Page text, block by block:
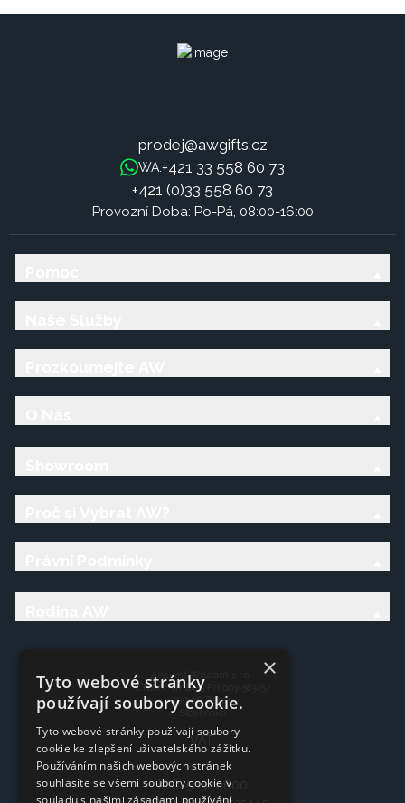
prodej@awgifts.cz
WA:+421 33 558 60 73
+421 (0)33 558 60 73
Provozní Doba: Po-Pá, 08:00-16:00
Ancient Wisdom s.r.o.,
CTpark Trnava, Prílohy 583/57
919 26 Zavar
VAT:
IČO: 50920600
×
Tyto webové stránky
používají soubory cookie.
Tyto webové stránky používají soubory
cookie ke zlepšení uživatelského zážitku.
Používáním našich webových stránek
souhlasíte se všemi soubory cookie v
souladu s našimi zásadami používání